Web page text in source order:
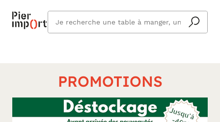
cherchez
vous ?
PROMOTIONS
PROMOTIONS